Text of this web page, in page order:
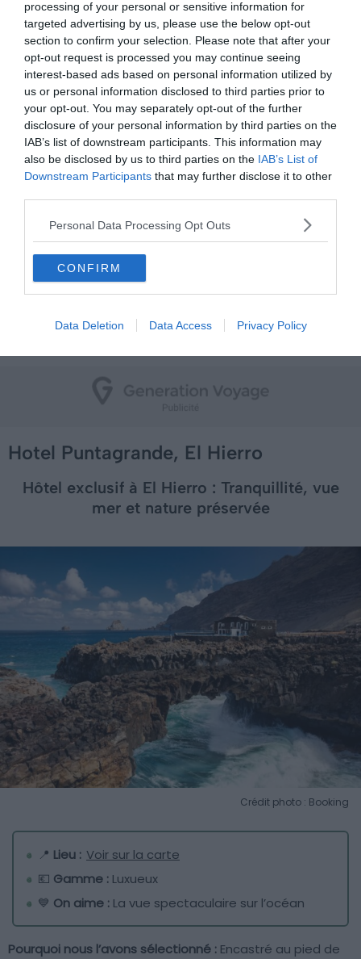
processing of your personal or sensitive information for
targeted advertising by us, please use the below opt-out
section to confirm your selection. Please note that after your
opt-out request is processed you may continue seeing
interest-based ads based on personal information utilized by
us or personal information disclosed to third parties prior to
your opt-out. You may separately opt-out of the further
disclosure of your personal information by third parties on the
IAB’s list of downstream participants. This information may
also be disclosed by us to third parties on the IAB’s List of
Downstream Participants that may further disclose it to other
Personal Data Processing Opt Outs
CONFIRM
Data Deletion Data Access Privacy Policy
des plus beaux hôtels de luxe des Îles Canaries, situé à
proximité de trois terrains de golf. Laissez-vous séduire
par son architecture moderne et arrondie, et sa superbe
vue panoramique sur l’océan. Son restaurant propose
une cuisine fine qui sera appréciée par les gourmets.
Détendez-vous au bord de la grande piscine placée
entre la plage et le phare qui offre une vue
impressionnante sur la mer. Pour couronner le tout, une
autre piscine vous attend sur le toit pour vous relaxer et
profiter d’une vue surélevée sur l’océan. Une pépite dans
l’industrie hôtelière de luxe à Grande Canarie pour un
séjour inoubliable.
Hotel Puntagrande, El Hierro
Hôtel exclusif à El Hierro : Tranquillité, vue
mer et nature préservée
Crédit photo : Booking
📍 Lieu : Voir sur la carte
💶 Gamme : Luxueux
💙 On aime : La vue spectaculaire sur l’océan
Pourquoi nous l’avons sélectionné : Encastré au pied de